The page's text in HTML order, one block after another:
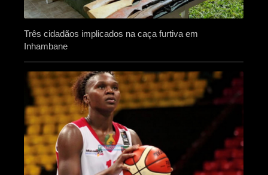
Três cidadãos implicados na caça furtiva em
Inhambane